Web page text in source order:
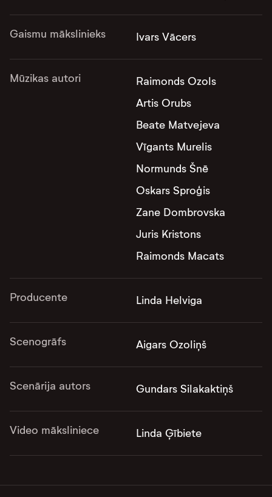
Gaismu mākslinieks Ivars Vācers
Mūzikas autori
Raimonds Ozols
Artis Orubs
Beate Matvejeva
Vīgants Murelis
Normunds Šnē
Oskars Sproģis
Zane Dombrovska
Juris Kristons
Raimonds Macats
Producente Linda Helviga
Scenogrāfs Aigars Ozoliņš
Scenārija autors Gundars Silakaktiņš
Video māksliniece Linda Ģībiete